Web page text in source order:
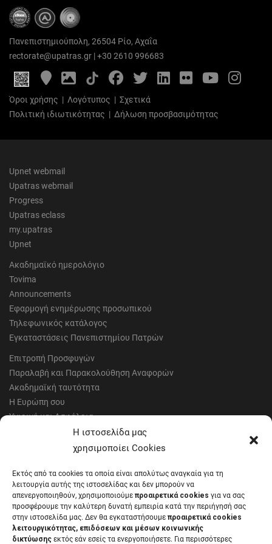
Η ιστοσελίδα μας
χρησιμοποίει Cookies
Εκτός από τα cookies τα οποία είναι απολύτως αναγκαία για τη
λειτουργία αυτής της ιστοσελίδας και δεν μπορούν να
απενεργοποιηθούν, χρησιμοποιούμε προαιρετικά cookies για να σας
προσφέρουμε την καλύτερη δυνατή εμπειρία κατά την περιήγησή σας
στην ιστοσελίδα μας. Δεν θα εγκαταστήσουμε προαιρετικά cookies
λειτουργικότητας, επιδόσεων και μέσων κοινωνικής
δικτύωσης εκτός εάν εσείς τα ενεργοποιήσετε. Για περισσότερες
Πανεπιστημιούπολη, 26504 Ρίο, Αχαΐα
rectorate@upatras.gr |+30 2610 996683
Google
Maps
Photo
Gallery
FacebookTwitterLinkedIn
FlickrYouTube
Όροι χρήσης | Λογότυπος | Σχετικά
Πολιτική ιδιωτικότητας | Δήλωση προσβασιμότητας
Upnet webmail
Upatras webmail
Progress
Upatras eclass
my.upatras
Upnet
Ακαδημαϊκό ημερολόγιο
Tovima
Announcements
Εφαρμογή ενημέρωσης προσωπικού
Τηλεφωνικός κατάλογος
Εγκαταστάσεις Πανεπιστημίου Πατρών
Επιτροπή Προσφυγών
Παραλαβή και Παρακολούθηση Αναφορών
Ακαδημαϊκή ταυτότητα
Η Ευρώπη σου
Υγιεινή και Ασφάλεια
Έντυπα Οικονομικής Υπηρεσίας
Έντυπα Διοικητικών Υπηρεσιών
Μητρώα αξιολογητών
Δημόσια Διαβούλευση
Συνεδριάσεις Συγκλήτου
Συνεδριάσεις Συμβουλίου Διοίκησης
EUNICoast European University